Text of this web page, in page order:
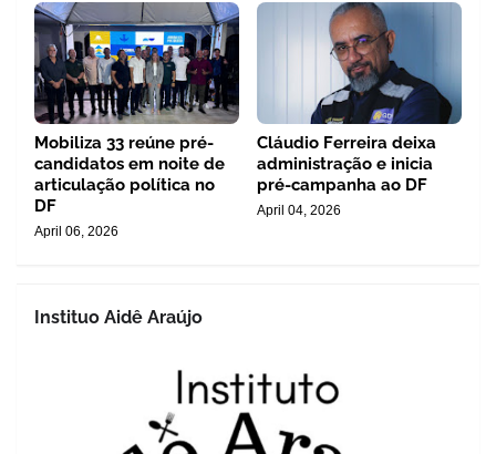
Mobiliza 33 reúne pré-
candidatos em noite de
articulação política no
DF
April 06, 2026
Cláudio Ferreira deixa
administração e inicia
pré-campanha ao DF
April 04, 2026
Instituo Aidê Araújo